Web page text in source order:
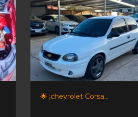
🌟 ¡chevrolet Corsa...